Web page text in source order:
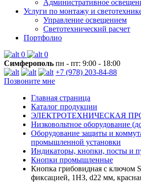
Административное
Услуги по монтажу и
Управление освещением
Светотехнический расчет
Портфолио
0
0
Симферополь пн - пт: 9:00 - 18:00
+7 (978) 203-84-88
Позвоните мне
Главная страница
Каталог продукции
ЭЛЕКТРОТЕХНИЧЕСКАЯ
Низковольтное оборудование
Оборудование защиты и
промышленной установки
Индикаторы, кнопки, посты и
Кнопки промышленные
Кнопка грибовидная с ключом
фиксацией, 1НЗ, d22 мм,